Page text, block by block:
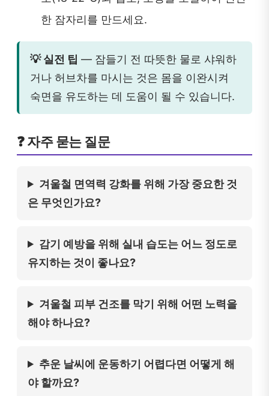
한 잠자리를 만드세요.
💡 실전 팁 — 잠들기 전 따뜻한 물로 샤워하
거나 허브차를 마시는 것은 몸을 이완시켜
숙면을 유도하는 데 도움이 될 수 있습니다.
❓ 자주 묻는 질문
겨울철 면역력 강화를 위해 가장 중요한 것
은 무엇인가요?
감기 예방을 위해 실내 습도는 어느 정도로
유지하는 것이 좋나요?
겨울철 피부 건조를 막기 위해 어떤 노력을
해야 하나요?
추운 날씨에 운동하기 어렵다면 어떻게 해
야 할까요?